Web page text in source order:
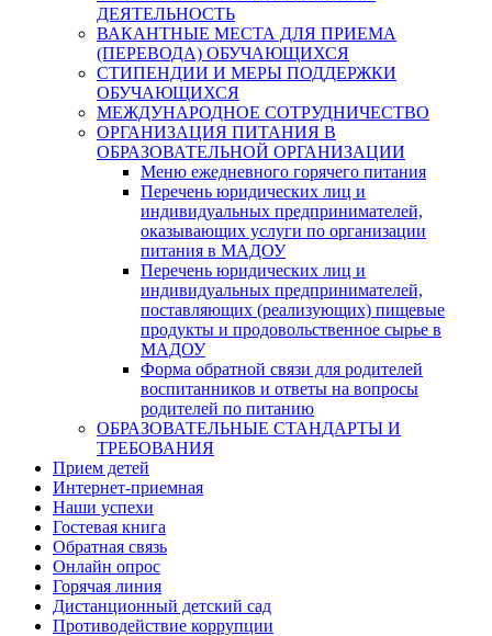
ДЕЯТЕЛЬНОСТЬ
ВАКАНТНЫЕ МЕСТА ДЛЯ ПРИЕМА
(ПЕРЕВОДА) ОБУЧАЮЩИХСЯ
СТИПЕНДИИ И МЕРЫ ПОДДЕРЖКИ
ОБУЧАЮЩИХСЯ
МЕЖДУНАРОДНОЕ СОТРУДНИЧЕСТВО
ОРГАНИЗАЦИЯ ПИТАНИЯ В
ОБРАЗОВАТЕЛЬНОЙ ОРГАНИЗАЦИИ
Меню ежедневного горячего питания
Перечень юридических лиц и
индивидуальных предпринимателей,
оказывающих услуги по организации
питания в МАДОУ
Перечень юридических лиц и
индивидуальных предпринимателей,
поставляющих (реализующих) пищевые
продукты и продовольственное сырье в
МАДОУ
Форма обратной связи для родителей
воспитанников и ответы на вопросы
родителей по питанию
ОБРАЗОВАТЕЛЬНЫЕ СТАНДАРТЫ И
ТРЕБОВАНИЯ
Прием детей
Интернет-приемная
Наши успехи
Гостевая книга
Обратная связь
Онлайн опрос
Горячая линия
Дистанционный детский сад
Противодействие коррупции